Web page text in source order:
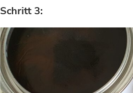
Schritt 3: